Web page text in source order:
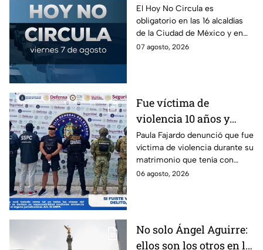
Revisa el Hoy No
Circula de este 7 de
agosto
El Hoy No Circula es
obligatorio en las 16 alcaldías
de la Ciudad de México y en
los municipios conurbados del
07 agosto, 2026
Fue víctima de
violencia 10 años y
hasta ahora detienen al
presunto agresor: el
caso de Paula Fajardo
Paula Fajardo denunció que fue
víctima de violencia durante su
matrimonio que tenía con
Jorge Francisco “N”, quien fue
06 agosto, 2026
No solo Ángel Aguirre:
ellos son los otros en la